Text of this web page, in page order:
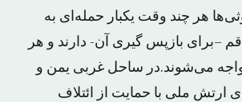
هر چند وقت یکبار حمله‌ای به
–برای بازپس گیری آن- دارند و هر
می‌شوند.در ساحل غربی یمن و
ارتش ملی با حمایت از ائتلاف